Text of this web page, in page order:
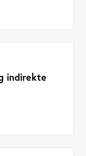
indirekte